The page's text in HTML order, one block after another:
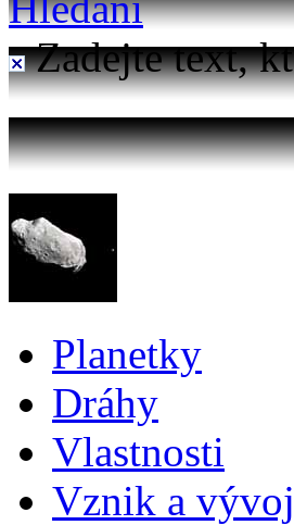
Zadejte text,
Planetky
Dráhy
Vlastnosti
Vznik a vývoj